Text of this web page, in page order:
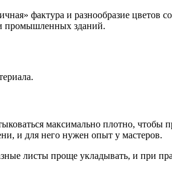
фактура и разнообразие цветов
промышленных зданий.
максимально плотно,
и для него нужен опыт у мастеров.
листы проще укладывать, и при